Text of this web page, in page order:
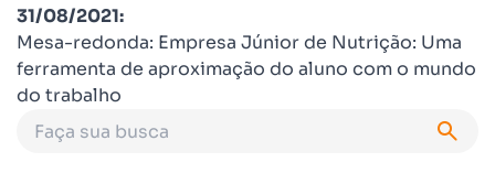
31/08/2021:
Mesa-redonda: Empresa Júnior de Nutrição: Uma
ferramenta de aproximação do aluno com o mundo
do trabalho